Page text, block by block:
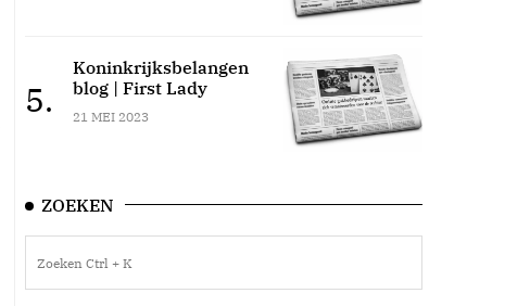
5.
Koninkrijksbelangen
blog | First Lady
21 MEI 2023
ZOEKEN